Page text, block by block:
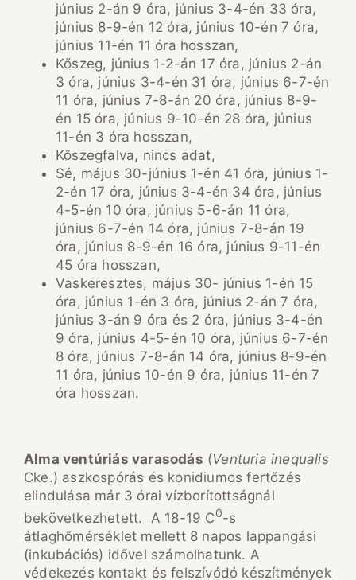
június 2-án 9 óra, június 3-4-én 33 óra,
június 8-9-én 12 óra, június 10-én 7 óra,
június 11-én 11 óra hosszan,
Kőszeg, június 1-2-án 17 óra, június 2-án
3 óra, június 3-4-én 31 óra, június 6-7-én
11 óra, június 7-8-án 20 óra, június 8-9-
én 15 óra, június 9-10-én 28 óra, június
11-én 3 óra hosszan,
Kőszegfalva, nincs adat,
Sé, május 30-június 1-én 41 óra, június 1-
2-én 17 óra, június 3-4-én 34 óra, június
4-5-én 10 óra, június 5-6-án 11 óra,
június 6-7-én 14 óra, június 7-8-án 19
óra, június 8-9-én 16 óra, június 9-11-én
45 óra hosszan,
Vaskeresztes, május 30- június 1-én 15
óra, június 1-én 3 óra, június 2-án 7 óra,
június 3-án 9 óra és 2 óra, június 3-4-én
9 óra, június 4-5-én 10 óra, június 6-7-én
8 óra, június 7-8-án 14 óra, június 8-9-én
11 óra, június 10-én 9 óra, június 11-én 7
óra hosszan.
Alma ventúriás varasodás (Venturia inequalis
Cke.) aszkospórás és konidiumos fertőzés
elindulása már 3 órai vízborítottságnál
bekövetkezhetett. A 18-19 C0-s
átlaghőmérséklet mellett 8 napos lappangási
(inkubációs) idővel számolhatunk. A
védekezés kontakt és felszívódó készítmények